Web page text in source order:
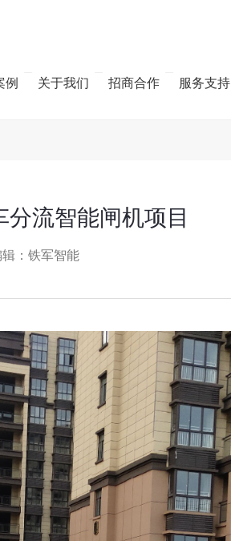
例 关于我们 招商合作 服务支持
流智能闸机项目
：铁军智能